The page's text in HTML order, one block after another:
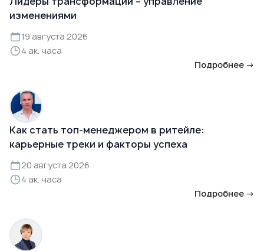
изменениями
19 августа 2026
4 ак. часа
Подробнее →
Как стать топ-менеджером в ритейле:
карьерные треки и факторы успеха
20 августа 2026
4 ак. часа
Подробнее →